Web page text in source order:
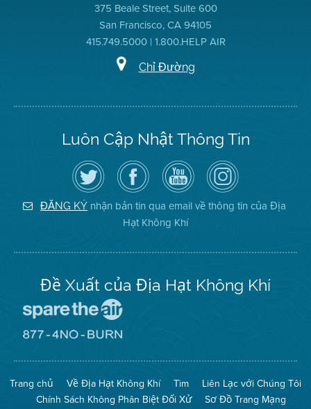
375 Beale Street, Suite 600
San Francisco, CA 94105
415.749.5000 | 1.800.HELP AIR
Chỉ Đường
Luôn Cập Nhật Thông Tin
Hãy
theo
dõi
Địa
Hạt
Không
Truy
cập
Trang
Facebook
của
Địa
Hạt
Kênh
YouTube
của
Địa
Hạt
Không
Khí
Air
District
on
Instagram
ĐĂNG KÝ nhận bản tin qua email về thông tin của Địa
Hạt Không Khí
Đề Xuất của Địa Hạt Không Khí
The
(Bảo
Toàn
Không
Mạng
No
Burn
(Không
Trang chủ Về Địa Hạt Không Khí Tìm
Liên Lạc với Chúng Tôi
Chính Sách Không Phân Biệt Đối Xử
Sơ Đồ Trang Mạng